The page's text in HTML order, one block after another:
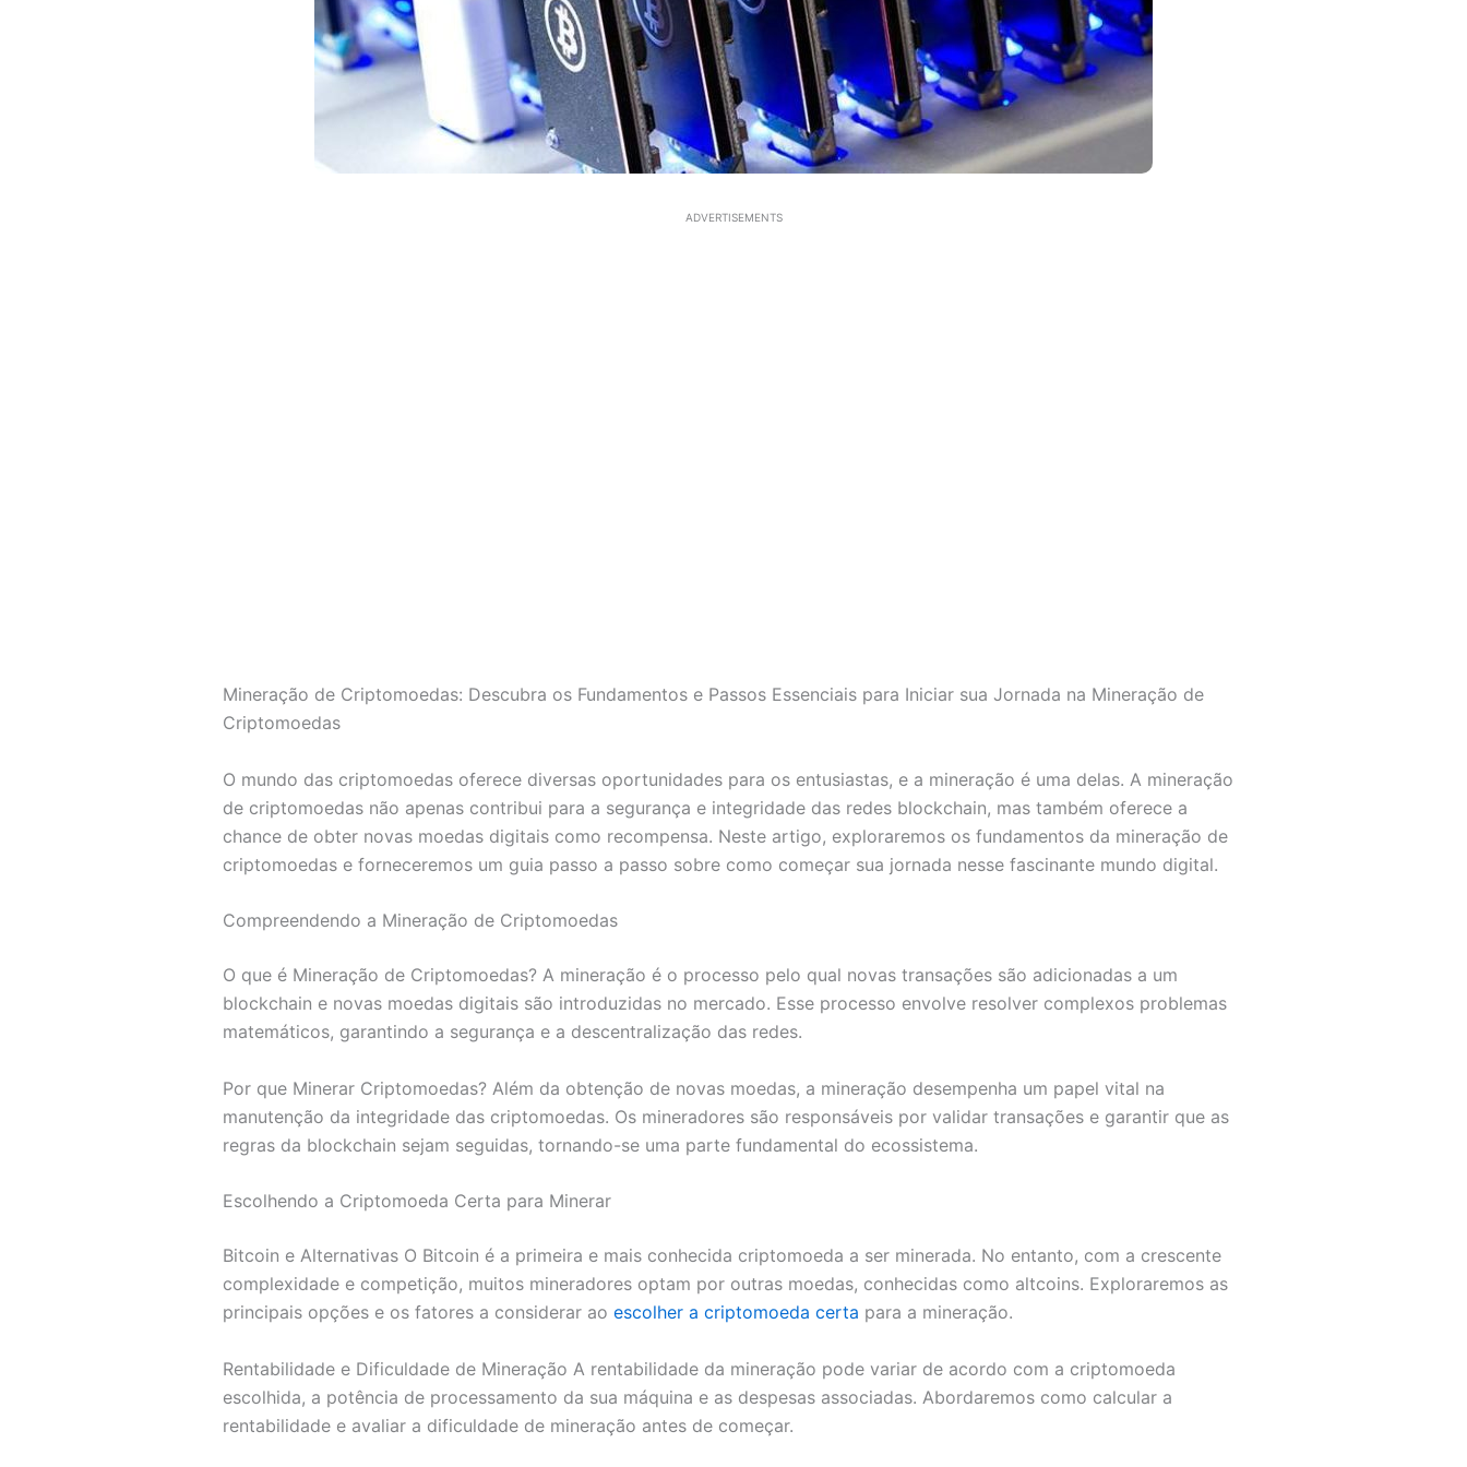
ADVERTISEMENTS
Mineração de Criptomoedas: Descubra os Fundamentos e Passos Essenciais para Iniciar sua Jornada na Mineração de
Criptomoedas
O mundo das criptomoedas oferece diversas oportunidades para os entusiastas, e a mineração é uma delas. A mineração
de criptomoedas não apenas contribui para a segurança e integridade das redes blockchain, mas também oferece a
chance de obter novas moedas digitais como recompensa. Neste artigo, exploraremos os fundamentos da mineração de
criptomoedas e forneceremos um guia passo a passo sobre como começar sua jornada nesse fascinante mundo digital.
Compreendendo a Mineração de Criptomoedas
O que é Mineração de Criptomoedas? A mineração é o processo pelo qual novas transações são adicionadas a um
blockchain e novas moedas digitais são introduzidas no mercado. Esse processo envolve resolver complexos problemas
matemáticos, garantindo a segurança e a descentralização das redes.
Por que Minerar Criptomoedas? Além da obtenção de novas moedas, a mineração desempenha um papel vital na
manutenção da integridade das criptomoedas. Os mineradores são responsáveis por validar transações e garantir que as
regras da blockchain sejam seguidas, tornando-se uma parte fundamental do ecossistema.
Escolhendo a Criptomoeda Certa para Minerar
Bitcoin e Alternativas O Bitcoin é a primeira e mais conhecida criptomoeda a ser minerada. No entanto, com a crescente
complexidade e competição, muitos mineradores optam por outras moedas, conhecidas como altcoins. Exploraremos as
principais opções e os fatores a considerar ao escolher a criptomoeda certa para a mineração.
Rentabilidade e Dificuldade de Mineração A rentabilidade da mineração pode variar de acordo com a criptomoeda
escolhida, a potência de processamento da sua máquina e as despesas associadas. Abordaremos como calcular a
rentabilidade e avaliar a dificuldade de mineração antes de começar.